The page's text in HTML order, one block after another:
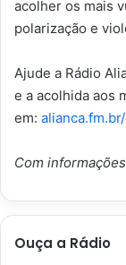
acolher os mais
polarização e
Ajude a Rádio
e a acolhida aos
em:
Com
Ouça a Rádio